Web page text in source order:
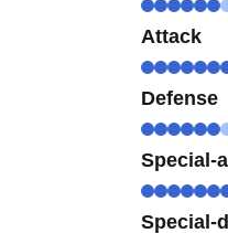
Attack
Defense
Special-
Special-